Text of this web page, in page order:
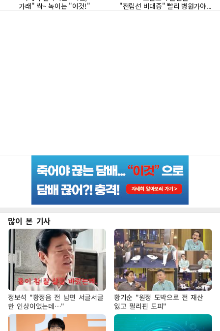
많이 본 기사
정보석 "황정음 전 남편 서글서글
한 인상이었는데…"
황기순 "원정 도박으로 전 재산
잃고 필리핀 도피"